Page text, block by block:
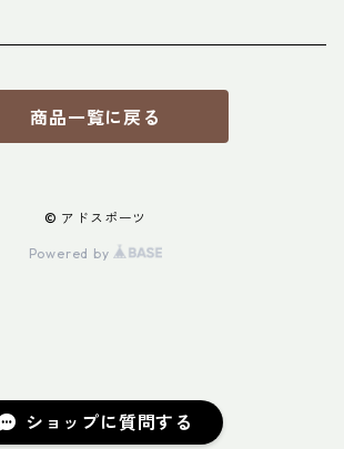
ショップに質問する
商品一覧に戻る
© アドスポーツ
Powered by